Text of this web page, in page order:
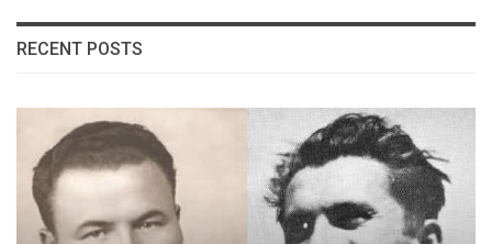
RECENT POSTS